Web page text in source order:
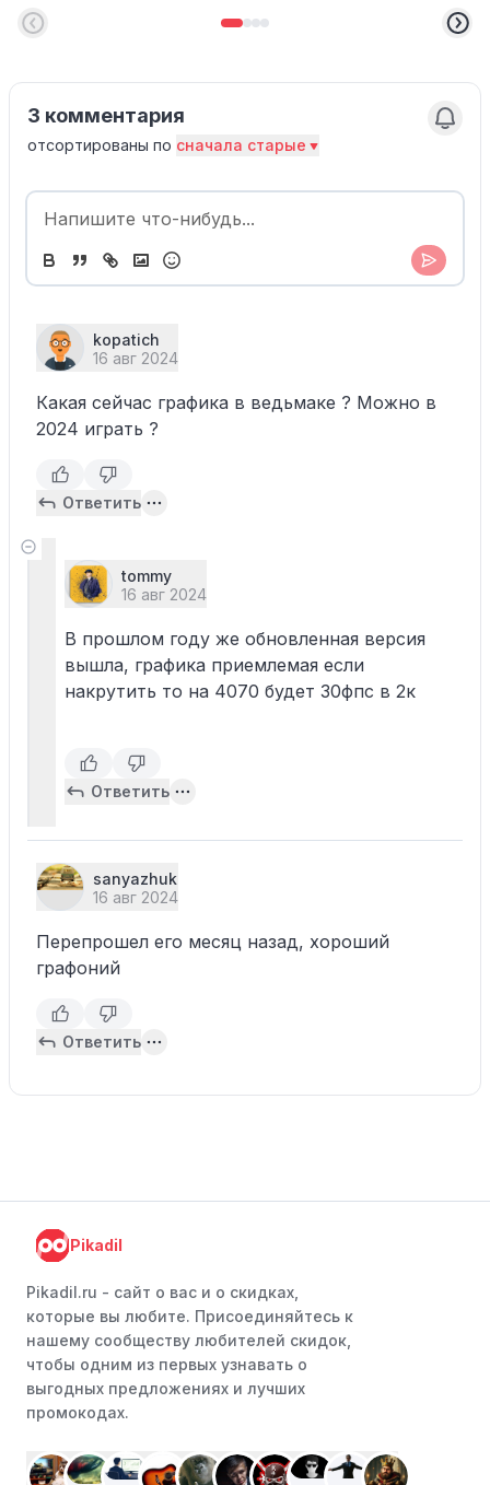
3 комментария
отсортированы по сначала старые
kopatich
16 авг 2024
Какая сейчас графика в ведьмаке ? Можно в
2024 играть ?
Ответить
tommy
16 авг 2024
В прошлом году же обновленная версия
вышла, графика приемлемая если
накрутить то на 4070 будет 30фпс в 2к
Ответить
sanyazhuk
16 авг 2024
Перепрошел его месяц назад, хороший
графоний
Ответить
Pikadil
Pikadil.ru - cайт о вас и о скидках,
которые вы любите. Присоединяйтесь к
нашему сообществу любителей скидок,
чтобы одним из первых узнавать о
выгодных предложениях и лучших
промокодах.